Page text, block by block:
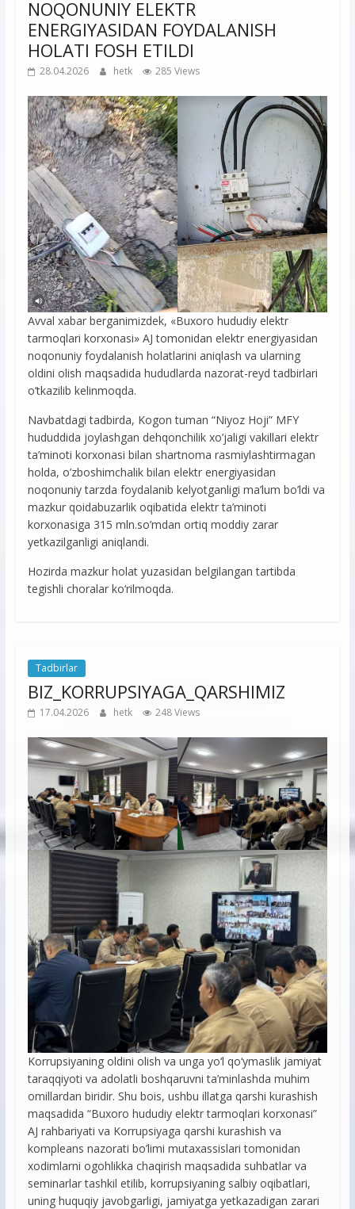
NOQONUNIY ELEKTR
ENERGIYASIDAN FOYDALANISH
HOLATI FOSH ETILDI
28.04.2026 hetk 285 Views
Avval xabar berganimizdek, «Buxoro hududiy elektr
tarmoqlari korxonasi» AJ tomonidan elektr energiyasidan
noqonuniy foydalanish holatlarini aniqlash va ularning
oldini olish maqsadida hududlarda nazorat-reyd tadbirlari
o’tkazilib kelinmoqda.
Navbatdagi tadbirda, Kogon tuman “Niyoz Hoji” MFY
hududdida joylashgan dehqonchilik xo’jaligi vakillari elektr
ta’minoti korxonasi bilan shartnoma rasmiylashtirmagan
holda, o’zboshimchalik bilan elektr energiyasidan
noqonuniy tarzda foydalanib kelyotganligi ma’lum bo’ldi va
mazkur qoidabuzarlik oqibatida elektr ta’minoti
korxonasiga 315 mln.so’mdan ortiq moddiy zarar
yetkazilganligi aniqlandi.
Hozirda mazkur holat yuzasidan belgilangan tartibda
tegishli choralar ko‘rilmoqda.
Tadbirlar
BIZ_KORRUPSIYAGA_QARSHIMIZ
17.04.2026 hetk 248 Views
Korrupsiyaning oldini olish va unga yo‘l qo‘ymaslik jamiyat
taraqqiyoti va adolatli boshqaruvni ta’minlashda muhim
omillardan biridir. Shu bois, ushbu illatga qarshi kurashish
maqsadida “Buxoro hududiy elektr tarmoqlari korxonasi”
AJ rahbariyati va Korrupsiyaga qarshi kurashish va
kompleans nazorati bo’limi mutaxassislari tomonidan
xodimlarni ogohlikka chaqirish maqsadida suhbatlar va
seminarlar tashkil etilib, korrupsiyaning salbiy oqibatlari,
uning huquqiy javobgarligi, jamiyatga yetkazadigan zarari